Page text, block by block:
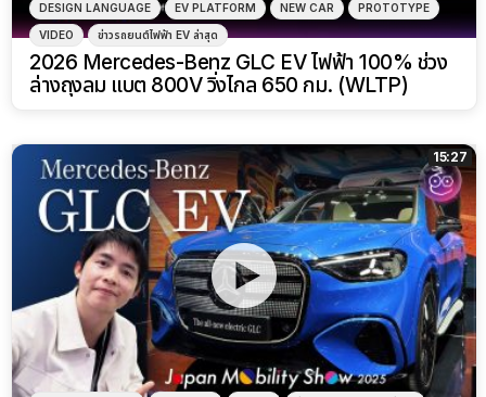
DESIGN LANGUAGE EV PLATFORM NEW CAR PROTOTYPE
VIDEO ข่าวรถยนต์ไฟฟ้า EV ล่าสุด
2026 Mercedes-Benz GLC EV ไฟฟ้า 100% ช่วง
ล่างถุงลม แบต 800V วิ่งไกล 650 กม. (WLTP)
15:27